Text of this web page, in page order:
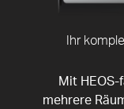
Ihr
Mit
mehrere